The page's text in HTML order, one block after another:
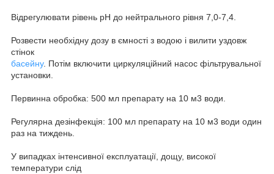
Відрегулювати рівень рН до нейтрального рівня 7,0-7,4.
Розвести необхідну дозу в ємності з водою і вилити уздовж
стінок
басейну. Потім включити циркуляційний насос фільтрувальної
установки.
Первинна обробка: 500 мл препарату на 10 м3 води.
Регулярна дезінфекція: 100 мл препарату на 10 м3 води один
раз на тиждень.
У випадках інтенсивної експлуатації, дощу, високої
температури слід